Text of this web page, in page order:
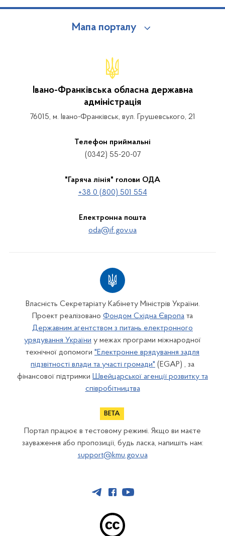
Мапа порталу
Івано-Франківська обласна державна
адміністрація
76015, м. Івано-Франківськ, вул. Грушевського, 21
Телефон приймальні
(0342) 55-20-07
"Гаряча лінія" голови ОДА
+38 0 (800) 501 554
Електронна пошта
oda@if.gov.ua
Власність Секретаріату Кабінету Міністрів України.
Проект реалізовано Фондом Східна Європа та
Державним агентством з питань електронного
урядування України у межах програми міжнародної
технічної допомоги "Електронне врядування задля
підзвітності влади та участі громади" (EGAP) , за
фінансової підтримки Швейцарської агенції розвитку та
співробітництва
Портал працює в тестовому режимі. Якщо ви маєте
зауваження або пропозиції, будь ласка, напишіть нам:
support@kmu.gov.ua